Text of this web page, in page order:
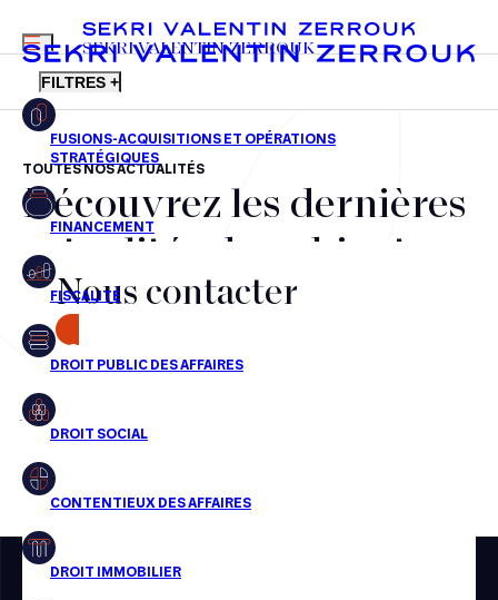
FR EN
MENU
SEKRI VALENTIN ZERROUK
FILTRES +
Fusions-acquisitions et opérations stratégiques
Financement
Fiscalité
Droit public des affaires
Droit social
Droit immobilier
Restructuring
TOUTES NOS ACTUALITÉS
Découvrez les dernières
actualités du cabinet,
nos récompenses et nos
transactions, jour après
jour
Aucun résultats pour cette recherche
Nous contacter